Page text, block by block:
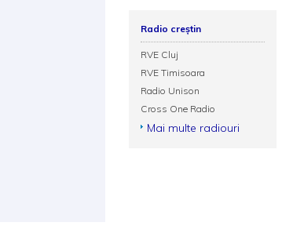
Radio creștin
RVE Cluj
RVE Timisoara
Radio Unison
Cross One Radio
Mai multe radiouri